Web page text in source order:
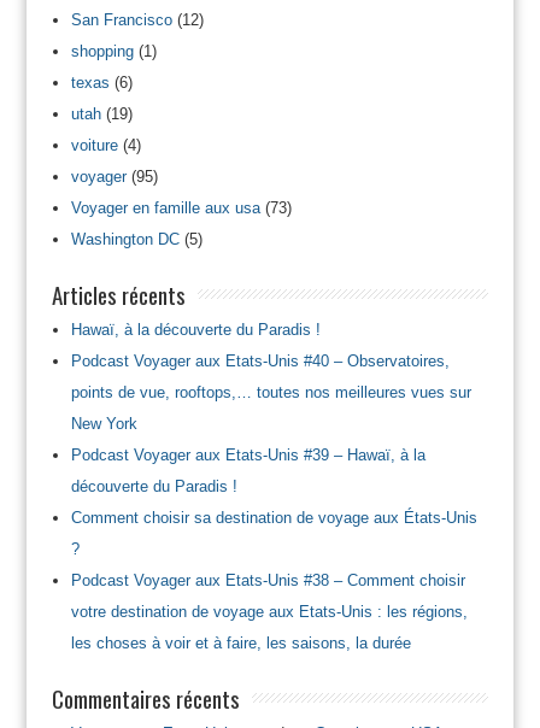
San Francisco(12)
shopping(1)
texas (6)
utah(19)
voiture(4)
voyager(95)
Voyager en famille aux usa(73)
Washington DC(5)
Articles récents
Hawaï, à la découverte du Paradis !
Podcast Voyager aux Etats-Unis #40 – Observatoires,
points de vue, rooftops,… toutes nos meilleures vues sur
New York
Podcast Voyager aux Etats-Unis #39 – Hawaï, à la
découverte du Paradis !
Comment choisir sa destination de voyage aux États-Unis
?
Podcast Voyager aux Etats-Unis #38 – Comment choisir
votre destination de voyage aux Etats-Unis : les régions,
les choses à voir et à faire, les saisons, la durée
Commentaires récents